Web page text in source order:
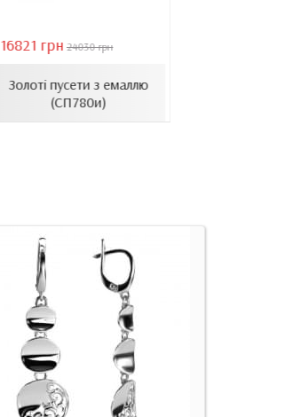
16821 грн 24030 грн
Золоті пусети з емаллю
(СП780и)